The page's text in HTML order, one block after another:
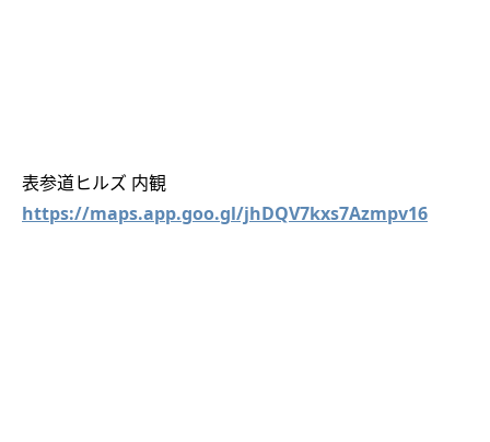
表参道ヒルズ 内観
https://maps.app.goo.gl/jhDQV7kxs7Azmpv16